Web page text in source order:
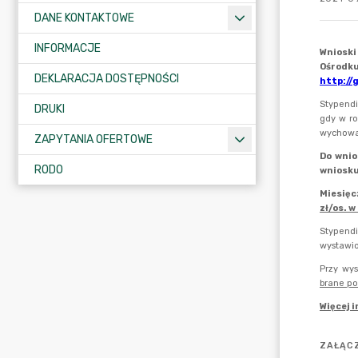
DANE KONTAKTOWE
INFORMACJE
DEKLARACJA DOSTĘPNOŚCI
DRUKI
ZAPYTANIA OFERTOWE
RODO